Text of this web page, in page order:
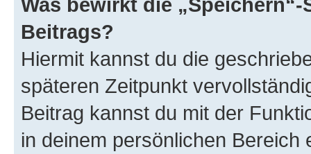
Beitrags?
Hiermit kannst du die
späteren Zeitpunkt
Beitrag kannst du mit der
in deinem persönlichen Bereich